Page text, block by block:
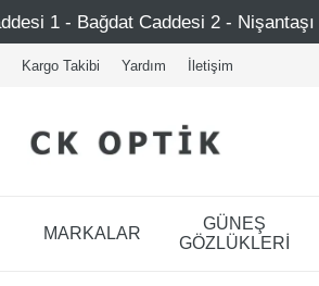
2 - Nişantaşı – Etiler – Ataşehir
Kargo Takibi Yardım İletişim
MARKALAR
GÜNEŞ
GÖZLÜKLERİ